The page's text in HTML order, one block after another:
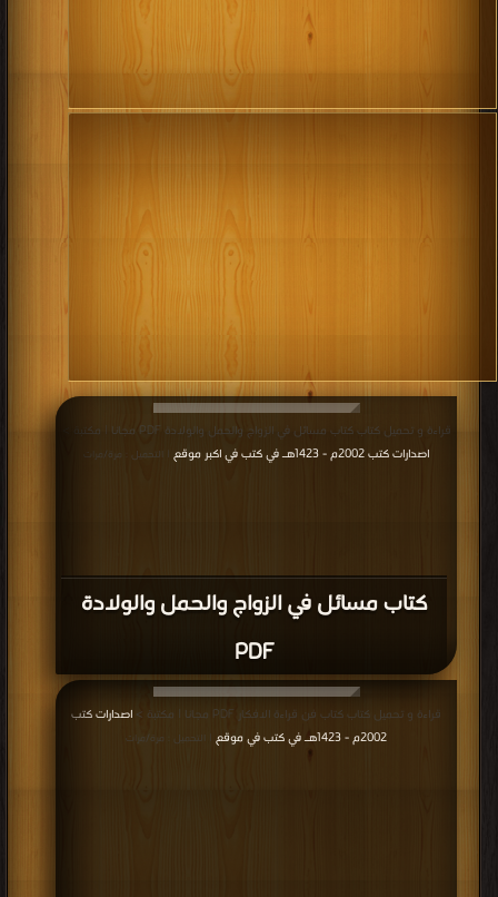
كتاب مسائل في الزواج والحمل والولادة
PDF
قراءة و تحميل كتاب كتاب مسائل في الزواج والحمل والولادة PDF مجانا | مكتبة >
اصدارات كتب 2002م - 1423هـ في كتب في اكبر موقع
| التحميل : مرة/مرات
قراءة و تحميل كتاب كتاب فن قراءة الافكار PDF مجانا | مكتبة >
اصدارات كتب
2002م - 1423هـ في كتب في موقع
| التحميل : مرة/مرات